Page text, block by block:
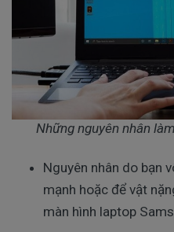
Những nguyên nhân
Nguyên nhân do bạn
mạnh hoặc để vật
màn hình laptop